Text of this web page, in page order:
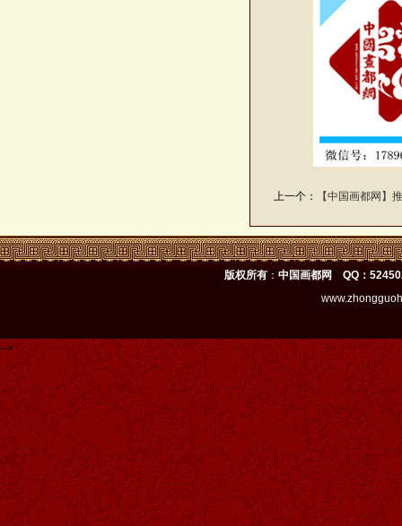
上一个： 【中国画都网】
版权所有 ： 中国画都网 QQ：
-->